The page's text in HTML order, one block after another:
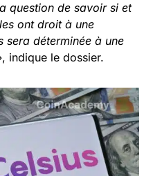
question de savoir si et
ont droit à une
sera déterminée à une
indique le dossier.